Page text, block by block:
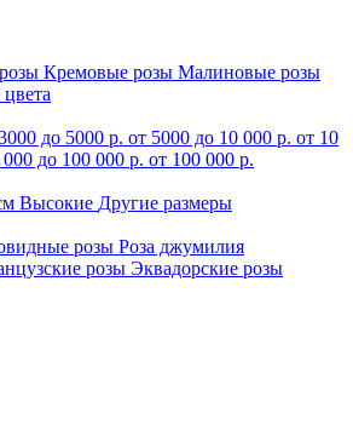
Кремовые розы Малиновые розы
до 5000 р. от 5000 до 10 000 р. от 10
000 до 100 000 р. от 100 000 р.
Высокие Другие размеры
розы Роза джумилия
розы Эквадорские розы